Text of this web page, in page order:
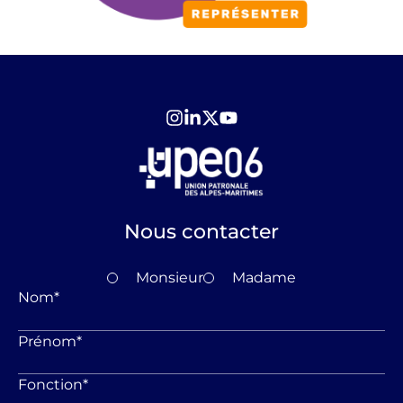
Nous contacter
Monsieur
Madame
Nom*
Prénom*
Fonction*